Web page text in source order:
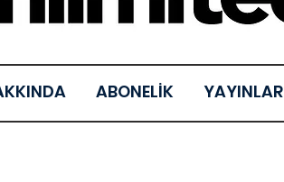
ABONELİK YAYINLAR